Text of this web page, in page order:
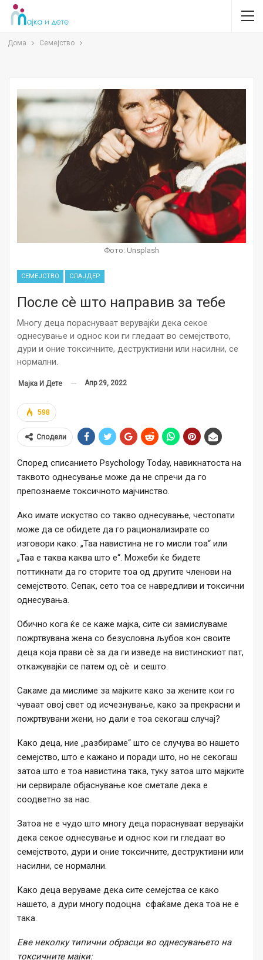
Дома Семејство
Фото: Unsplash
СЕМЕЈСТВО СЛАЈДЕР
После сè што направив за тебе
Многу деца пораснуваат верувајќи дека секое
однесување и однос кои ги гледаат во семејството,
дури и оние токсичните, деструктивни или насилни, се
нормални.
Мајка И Дете Апр 29, 2022
598
Сподели
Според списанието Psychology Today, навикнатоста на
таквото однесување може да не спречи да го
препознаеме токсичното мајчинство.
Ако имате искуство со такво однесување, честопати
може да се обидете да го рационализирате со
изговори како: „Таа навистина не го мисли тоа“ или
„Таа е таква каква што е“. Можеби ќе бидете
поттикнати да го сторите тоа од другите членови на
семејството. Сепак, сето тоа се навредливи и токсични
однесувања.
Обично кога ќе се каже мајка, сите си замислуваме
пожртвувана жена со безусловна љубов кон своите
деца која прави сѐ за да ги изведе на вистинскиот пат,
откажувајќи се патем од сѐ и сешто.
Сакаме да мислиме за мајките како за жените кои го
чуваат овој свет од исчезнување, како за прекрасни и
пожртвувани жени, но дали е тоа секогаш случај?
Како деца, ние „разбираме“ што се случува во нашето
семејство, што е кажано и поради што, но не секогаш
затоа што е тоа навистина така, туку затоа што мајките
ни сервирале објаснување кое сметале дека е
соодветно за нас.
Затоа не е чудо што многу деца пораснуваат верувајќи
дека секое однесување и однос кои ги гледаат во
семејството, дури и оние токсичните, деструктивни или
насилни, се нормални.
Како деца веруваме дека сите семејства се како
нашето, а дури многу подоцна сфаќаме дека тоа не е
така.
Еве неколку типични обрасци во однесувањето на
токсичните мајки: